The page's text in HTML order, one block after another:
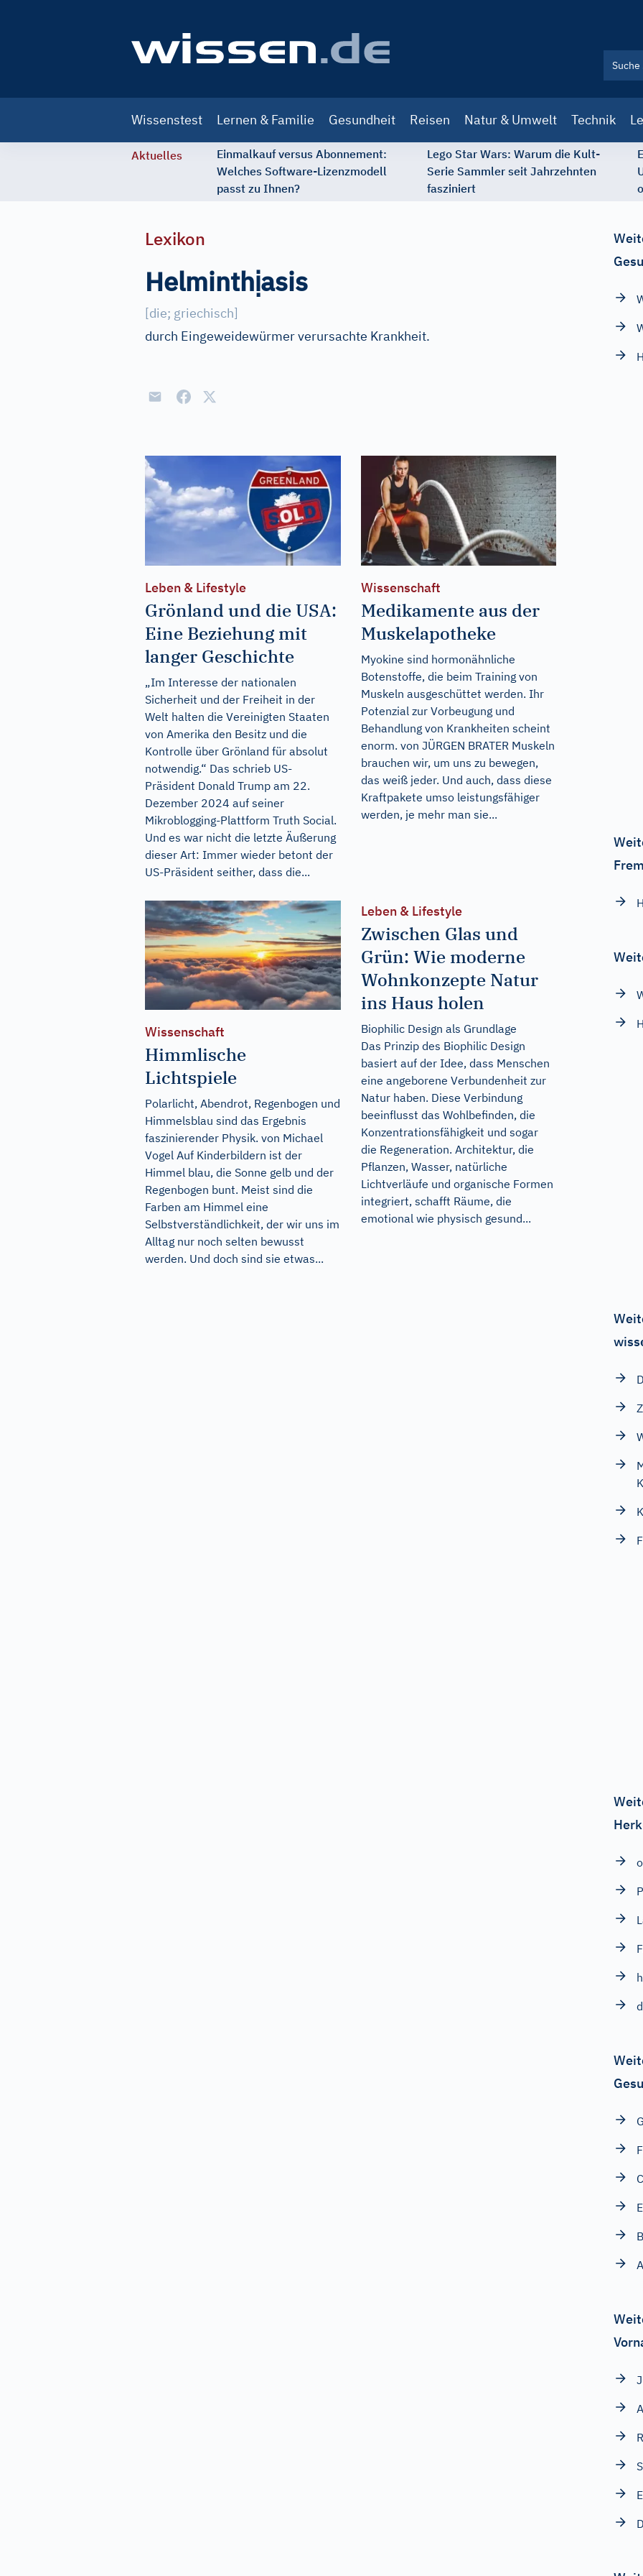
navigation
Wissenstest Lernen & Familie Gesundheit Reisen Natur & Umwelt Technik
Aktuelles
Einmalkauf versus Abonnement:
Welches Software-Lizenzmodell
passt zu Ihnen?
Lego Star Wars: Warum die Kult-
Serie Sammler seit Jahrzehnten
fasziniert
Lexikon
Helminthịasis
[die; griechisch]
durch Eingeweidewürmer verursachte Krankheit.
Leben & Lifestyle
Grönland und die USA:
Eine Beziehung mit
langer Geschichte
„Im Interesse der nationalen
Sicherheit und der Freiheit in der
Welt halten die Vereinigten Staaten
von Amerika den Besitz und die
Kontrolle über Grönland für absolut
notwendig.“ Das schrieb US-
Präsident Donald Trump am 22.
Dezember 2024 auf seiner
Mikroblogging-Plattform Truth Social.
Und es war nicht die letzte Äußerung
dieser Art: Immer wieder betont der
US-Präsident seither, dass die...
Wissenschaft
Medikamente aus der
Muskelapotheke
Myokine sind hormonähnliche
Botenstoffe, die beim Training von
Muskeln ausgeschüttet werden. Ihr
Potenzial zur Vorbeugung und
Behandlung von Krankheiten scheint
enorm. von JÜRGEN BRATER Muskeln
brauchen wir, um uns zu bewegen,
das weiß jeder. Und auch, dass diese
Kraftpakete umso leistungsfähiger
werden, je mehr man sie...
Wissenschaft
Himmlische
Lichtspiele
Polarlicht, Abendrot, Regenbogen und
Himmelsblau sind das Ergebnis
faszinierender Physik. von Michael
Vogel Auf Kinderbildern ist der
Himmel blau, die Sonne gelb und der
Regenbogen bunt. Meist sind die
Farben am Himmel eine
Selbstverständlichkeit, der wir uns im
Alltag nur noch selten bewusst
werden. Und doch sind sie etwas...
Leben & Lifestyle
Zwischen Glas und
Grün: Wie moderne
Wohnkonzepte Natur
ins Haus holen
Biophilic Design als Grundlage
Das Prinzip des Biophilic Design
basiert auf der Idee, dass Menschen
eine angeborene Verbundenheit zur
Natur haben. Diese Verbindung
beeinflusst das Wohlbefinden, die
Konzentrationsfähigkeit und sogar
die Regeneration. Architektur, die
Pflanzen, Wasser, natürliche
Lichtverläufe und organische Formen
integriert, schafft Räume, die
emotional wie physisch gesund...